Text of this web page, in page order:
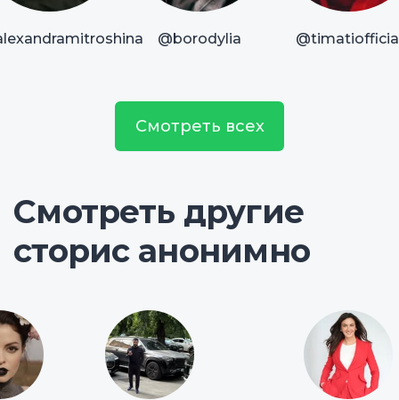
@borodylia
Смотреть всех
Смотреть другие
сторис анонимно